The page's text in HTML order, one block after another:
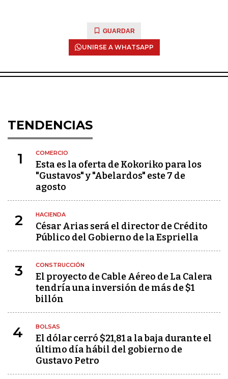
GUARDAR
UNIRSE A WHATSAPP
TENDENCIAS
1 COMERCIO
Esta es la oferta de Kokoriko para los
"Gustavos" y "Abelardos" este 7 de
agosto
2 HACIENDA
César Arias será el director de Crédito
Público del Gobierno de la Espriella
3 CONSTRUCCIÓN
El proyecto de Cable Aéreo de La Calera
tendría una inversión de más de $1
billón
4 BOLSAS
El dólar cerró $21,81 a la baja durante el
último día hábil del gobierno de
Gustavo Petro